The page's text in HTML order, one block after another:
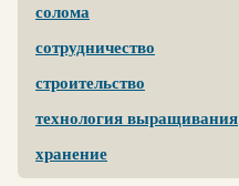
солома
сотрудничество
строительство
технология выращивания
хранение